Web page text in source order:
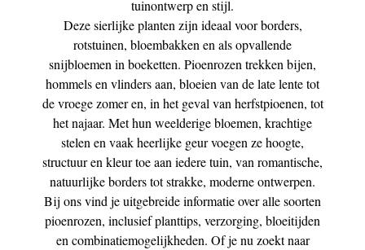
tuinontwerp en stijl.
Deze sierlijke planten zijn ideaal voor borders,
rotstuinen, bloembakken en als opvallende
snijbloemen in boeketten. Pioenrozen trekken bijen,
hommels en vlinders aan, bloeien van de late lente tot
de vroege zomer en, in het geval van herfstpioenen, tot
het najaar. Met hun weelderige bloemen, krachtige
stelen en vaak heerlijke geur voegen ze hoogte,
structuur en kleur toe aan iedere tuin, van romantische,
natuurlijke borders tot strakke, moderne ontwerpen.
Bij ons vind je uitgebreide informatie over alle soorten
pioenrozen, inclusief planttips, verzorging, bloeitijden
en combinatiemogelijkheden. Of je nu zoekt naar